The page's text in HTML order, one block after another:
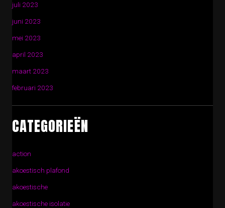
juli 2023
juni 2023
mei 2023
april 2023
maart 2023
februari 2023
CATEGORIEËN
action
akoestisch plafond
akoestische
akoestische isolatie